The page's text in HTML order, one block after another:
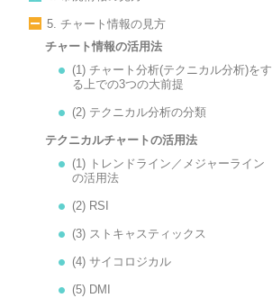
5. チャート情報の見方
チャート情報の活用法
(1) チャート分析(テクニカル分析)をす
る上での3つの大前提
(2) テクニカル分析の分類
テクニカルチャートの活用法
(1) トレンドライン／メジャーライン
の活用法
(2) RSI
(3) ストキャスティックス
(4) サイコロジカル
(5) DMI